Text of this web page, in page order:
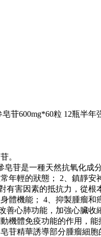
皂苷600mg*60粒 12瓶半年
。
皂苷是一種天然抗氧化成
年輕的狀態； 2、鎮靜
有害因素的抵抗力，從
體機能； 4、抑製腫瘤
善心肺功能，加強心臟
機體免疫功能的作用，
苷精華誘導部分腫瘤細